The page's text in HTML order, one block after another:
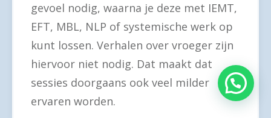
gevoel nodig, waarna je deze met IEMT,
EFT, MBL, NLP of systemische werk op
kunt lossen. Verhalen over vroeger zijn
hiervoor niet nodig. Dat maakt dat
sessies doorgaans ook veel milder
ervaren worden.